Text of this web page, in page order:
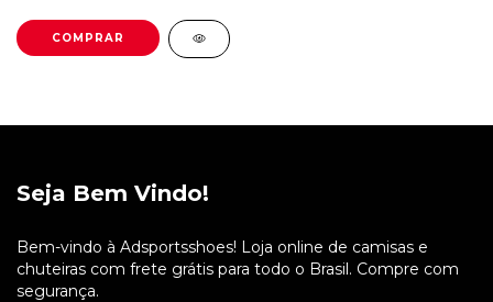
COMPRAR
Seja Bem Vindo!
Bem-vindo à Adsportsshoes! Loja online de camisas e
chuteiras com frete grátis para todo o Brasil. Compre com
segurança.